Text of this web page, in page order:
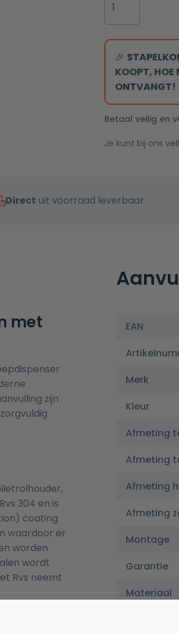
afvoerplug
rechts
accessoires
set
Mat
wit
exclusief
met
beugel
en
aantal
🎉
KOOPT, HOE
ONTVANGT!
Betaal veilig en
Je kunt bij ons
Direct uit voorraad leverbaar
met
zijn
,
304 en is
coating
waardoor er
worden
wordt
Rvs neemt
EAN
Merk
Kleur
Afmeting
Afmeting
Afmeting
Afmeting
Montage
Garantie
Materiaal